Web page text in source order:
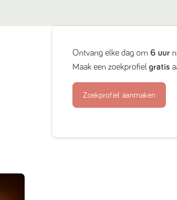
Ontvang elke dag om6 uur
Maak een zoekprofielgratis
Zoekprofiel aanmaken